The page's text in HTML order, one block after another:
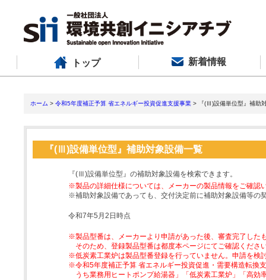
トップ 新着情報
ホーム > 令和5年度補正予算 省エネルギー投資促進支援事業 > 『(Ⅲ)設備単位型』補助
『(Ⅲ)設備単位型』補助対象設備一覧
『(Ⅲ)設備単位型』の補助対象設備を検索できます。
※製品の詳細仕様については、メーカーの製品情報をご確認
※補助対象設備であっても、交付決定前に補助対象設備等の
令和7年5月2日時点
※製品型番は、メーカーより申請があった後、審査完了した
そのため、登録製品型番は都度本ページにてご確認くださ
※低炭素工業炉は製品型番登録を行っていません。申請を検
※令和5年度補正予算 省エネルギー投資促進・需要構造転換
うち業務用ヒートポンプ給湯器」「低炭素工業炉」「高